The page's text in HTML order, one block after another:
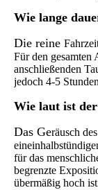
Wie lange
Die reine
Für den
anschließenden
jedoch 4-5
Wie laut ist
Das Geräusch
für das
begrenzte
übermäßig hoch